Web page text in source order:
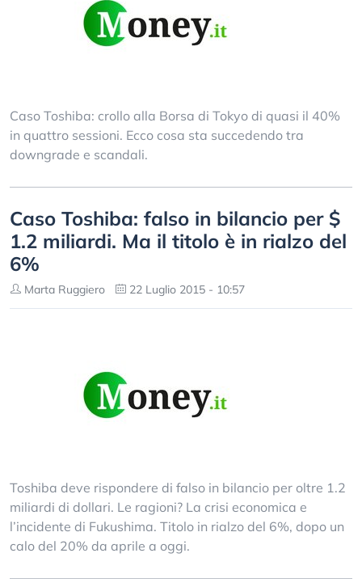
Caso Toshiba: crollo alla Borsa di Tokyo di quasi il 40%
in quattro sessioni. Ecco cosa sta succedendo tra
downgrade e scandali.
Caso Toshiba: falso in bilancio per $
1.2 miliardi. Ma il titolo è in rialzo del
6%
Marta Ruggiero 22 Luglio 2015 - 10:57
Toshiba deve rispondere di falso in bilancio per oltre 1.2
miliardi di dollari. Le ragioni? La crisi economica e
l’incidente di Fukushima. Titolo in rialzo del 6%, dopo un
calo del 20% da aprile a oggi.